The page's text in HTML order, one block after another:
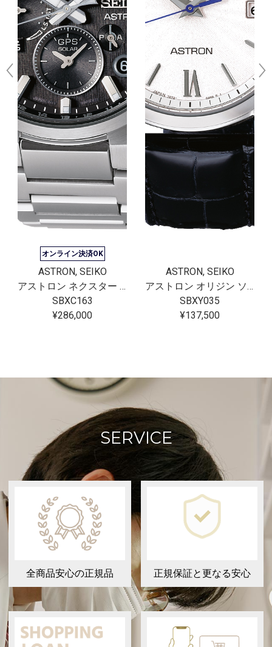
オンライン決済OK
ASTRON, SEIKO
アストロン ネクスター GPSソーラーデュアルタイム・クロノグラフ
SBXC163
¥286,000
ASTRON, SEIKO
アストロン オリジン ソーラー電波
SBXY035
¥137,500
SERVICE
全商品安心の正規品 正規保証と更なる安心